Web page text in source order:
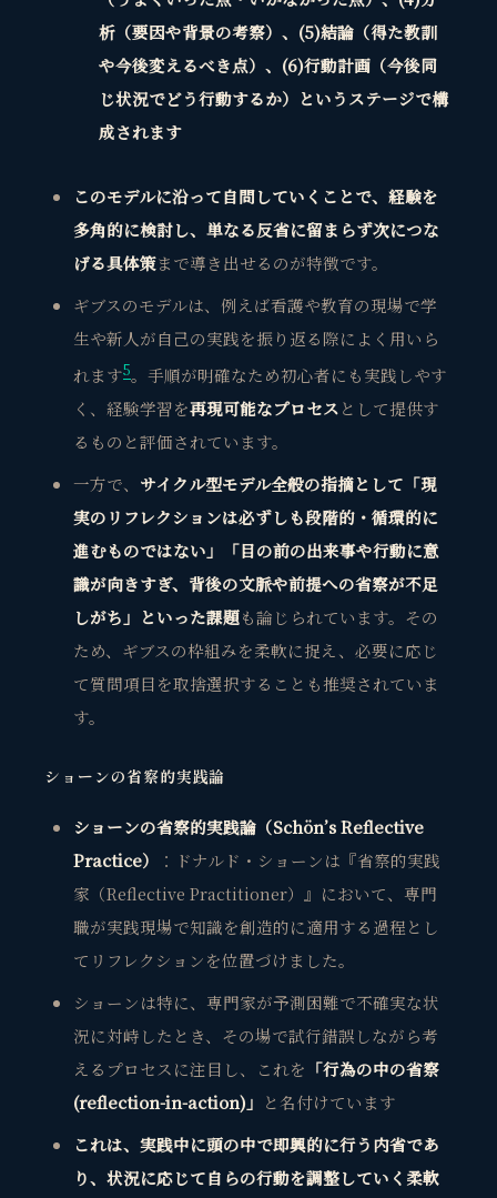
析（要因や背景の考察）、(5)結論（得た教訓
や今後変えるべき点）、(6)行動計画（今後同
じ状況でどう行動するか）というステージで構
成されます
このモデルに沿って自問していくことで、経験を
多角的に検討し、単なる反省に留まらず次につな
げる具体策まで導き出せるのが特徴です。
ギブスのモデルは、例えば看護や教育の現場で学
生や新人が自己の実践を振り返る際によく用いら
れます5。手順が明確なため初心者にも実践しやす
く、経験学習を再現可能なプロセスとして提供す
るものと評価されています。
一方で、 サイクル型モデル全般の指摘として「現
実のリフレクションは必ずしも段階的・循環的に
進むものではない」「目の前の出来事や行動に意
識が向きすぎ、背後の文脈や前提への省察が不足
しがち」といった課題も論じられています。その
ため、ギブスの枠組みを柔軟に捉え、必要に応じ
て質問項目を取捨選択することも推奨されていま
す。
ショーンの省察的実践論
ショーンの省察的実践論（Schön’s Reflective
Practice）
：ドナルド・ショーンは『省察的実践
家（Reflective Practitioner）』において、専門
職が実践現場で知識を創造的に適用する過程とし
てリフレクションを位置づけました。
ショーンは特に、専門家が予測困難で不確実な状
況に対峙したとき、その場で試行錯誤しながら考
えるプロセスに注目し、これを 「行為の中の省察
(reflection-in-action)」 と名付けています
これは、実践中に頭の中で即興的に行う内省であ
り、状況に応じて自らの行動を調整していく柔軟